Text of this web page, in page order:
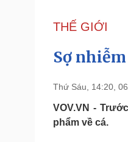
Đảng
Tổ chức nhân sự
Nhận diện sự thật
Pháp luật
Vụ án
THẾ GIỚI
Sợ
Thứ Sáu, 14:20,
VOV.VN -
phẩm về cá.